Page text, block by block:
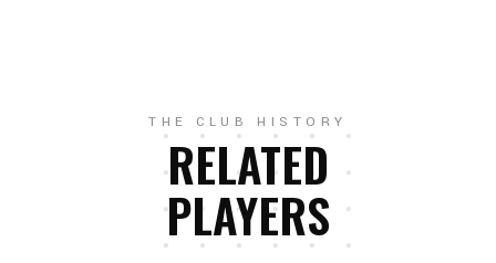
THE CLUB HISTORY
RELATED
PLAYERS